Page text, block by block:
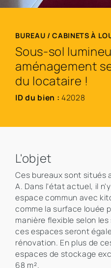
BUREAU / CABINETS À
Sous-sol
aménagement
du locataire !
ID du bien : 42028
L'objet
Ces bureaux sont situés
A. Dans l'état actuel, il
espace commun avec
comme la surface louée
manière flexible selon
ces espaces seront
rénovation. En plus de
espaces de stockage
68 m².